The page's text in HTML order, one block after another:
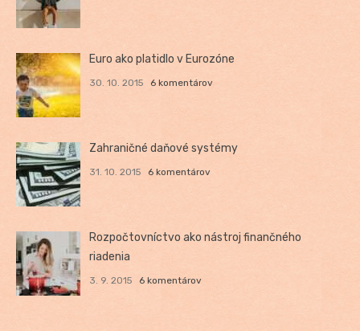
Euro ako platidlo v Eurozóne
30. 10. 2015 6 komentárov
Zahraničné daňové systémy
31. 10. 2015 6 komentárov
Rozpočtovníctvo ako nástroj finančného
riadenia
3. 9. 2015 6 komentárov